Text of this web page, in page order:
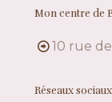
Mon centre de
10 rue
Réseaux sociaux